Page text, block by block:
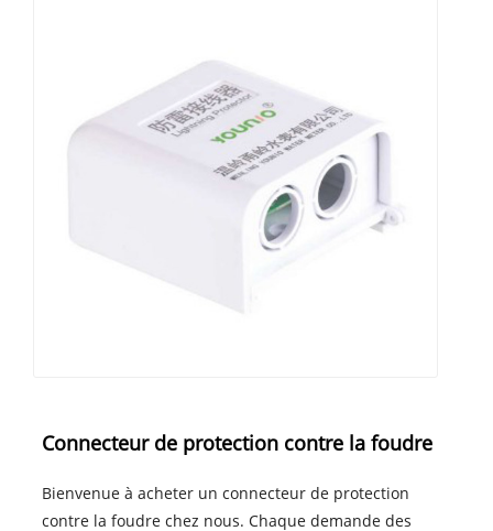
Connecteur de protection contre la foudre
Bienvenue à acheter un connecteur de protection
contre la foudre chez nous. Chaque demande des